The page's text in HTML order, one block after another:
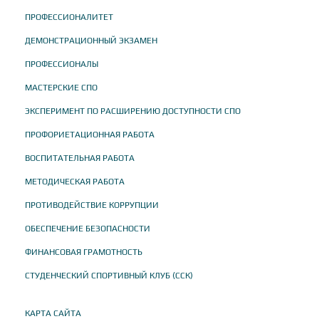
ПРОФЕССИОНАЛИТЕТ
ДЕМОНСТРАЦИОННЫЙ ЭКЗАМЕН
ПРОФЕССИОНАЛЫ
МАСТЕРСКИЕ СПО
ЭКСПЕРИМЕНТ ПО РАСШИРЕНИЮ ДОСТУПНОСТИ СПО
ПРОФОРИЕТАЦИОННАЯ РАБОТА
ВОСПИТАТЕЛЬНАЯ РАБОТА
МЕТОДИЧЕСКАЯ РАБОТА
ПРОТИВОДЕЙСТВИЕ КОРРУПЦИИ
ОБЕСПЕЧЕНИЕ БЕЗОПАСНОСТИ
ФИНАНСОВАЯ ГРАМОТНОСТЬ
СТУДЕНЧЕСКИЙ СПОРТИВНЫЙ КЛУБ (ССК)
КАРТА САЙТА